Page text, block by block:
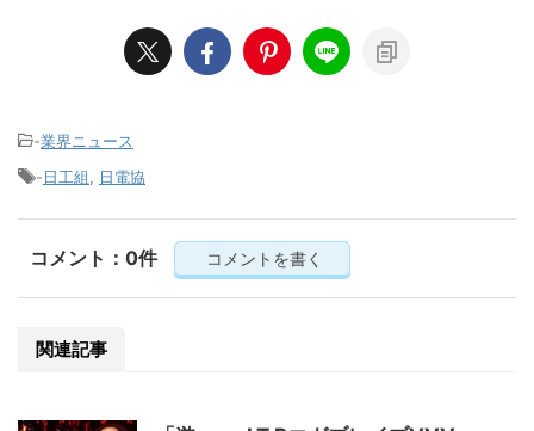
-業界ニュース
-日工組 日電協
コメント：0件 コメントを書く
関連記事